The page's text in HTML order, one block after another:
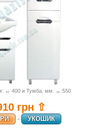
↔ 400 и Тумба, мм: ↔ 550
грн ⇧
- УКОШИК